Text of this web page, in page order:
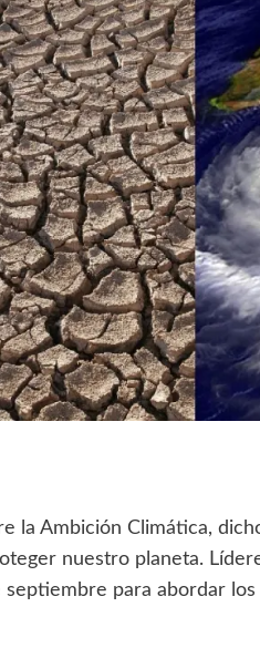
la Ambición Climática,
nuestro planeta.
para abordar los